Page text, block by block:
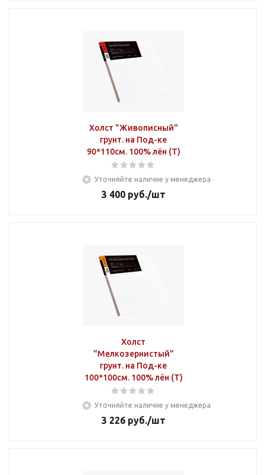
Холст "Живописный"
грунт. на Под-ке
90*110см. 100% лён (Т)
Уточняйте наличие у менеджера
3 400руб./шт
Холст
"Мелкозернистый"
грунт. на Под-ке
100*100см. 100% лён (Т)
Уточняйте наличие у менеджера
3 226руб./шт